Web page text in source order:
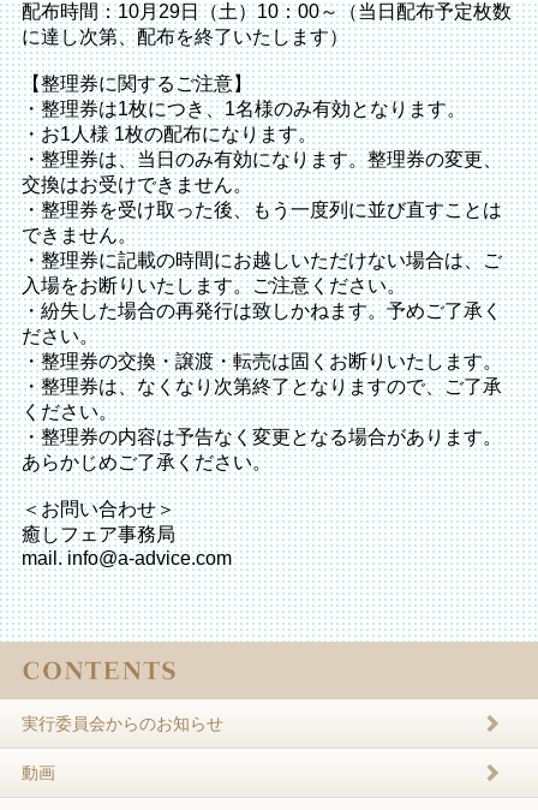
配布時間：10月29日（土）10：00～（当日配布予定枚数
に達し次第、配布を終了いたします）
【整理券に関するご注意】
・整理券は1枚につき、1名様のみ有効となります。
・お1人様 1枚の配布になります。
・整理券は、当日のみ有効になります。整理券の変更、
交換はお受けできません。
・整理券を受け取った後、もう一度列に並び直すことは
できません。
・整理券に記載の時間にお越しいただけない場合は、ご
入場をお断りいたします。ご注意ください。
・紛失した場合の再発行は致しかねます。予めご了承く
ださい。
・整理券の交換・譲渡・転売は固くお断りいたします。
・整理券は、なくなり次第終了となりますので、ご了承
ください。
・整理券の内容は予告なく変更となる場合があります。
あらかじめご了承ください。
＜お問い合わせ＞
癒しフェア事務局
mail. info@a-advice.com
実行委員会からのお知らせ
動画